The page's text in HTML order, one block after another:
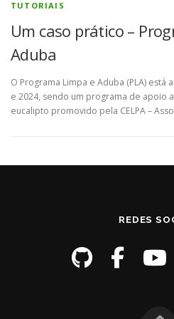
TUTORIAIS
Um caso prático –
Aduba
O Programa Limpa e Aduba (PLA) está
e 2024, sendo um programa de apoio
eucalipto promovido pela CELPA –
REDES